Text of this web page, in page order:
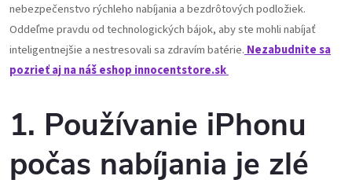
nebezpečenstvo rýchleho nabíjania a bezdrôtových podložiek.
Oddeľme pravdu od technologických bájok, aby ste mohli nabíjať
inteligentnejšie a nestresovali sa zdravím batérie. Nezabudnite sa
pozrieť aj na náš eshop innocentstore.sk
1. Používanie iPhonu
počas nabíjania je zlé